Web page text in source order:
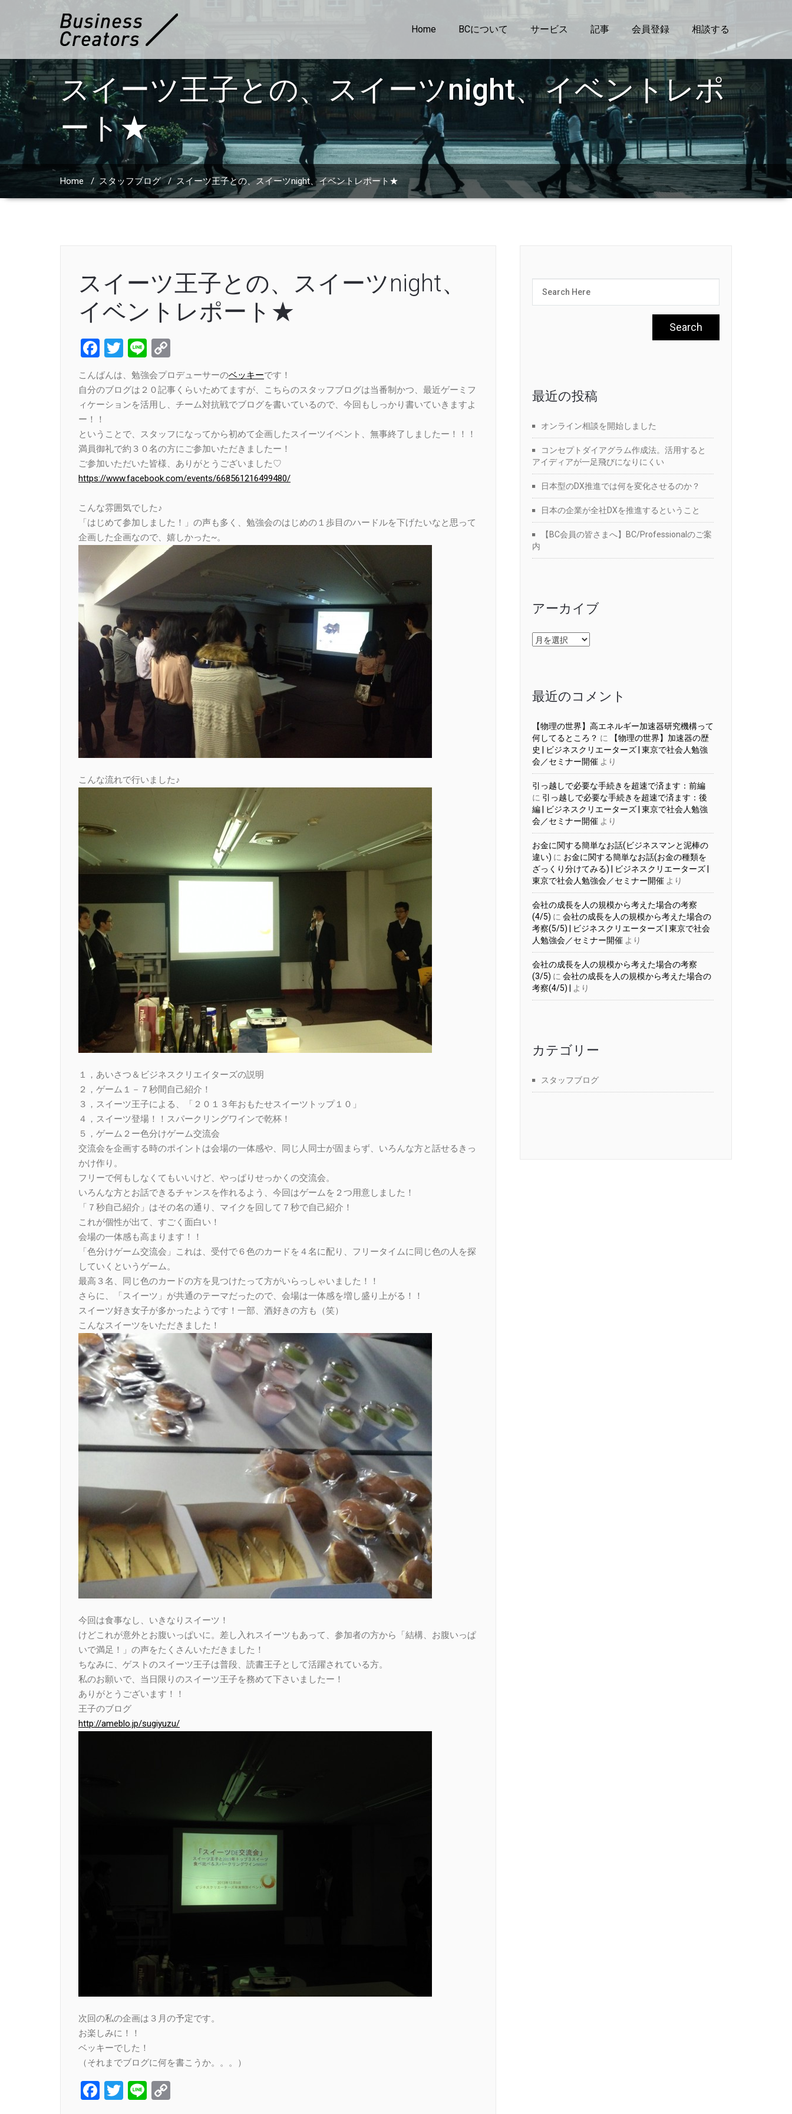
Home BCについて サービス 記事 会員登録 相談する
スイーツ王子との、スイーツnight、イベントレポ
ート★
Home / スタッフブログ/スイーツ王子との、スイーツnight、イベントレポート★
スイーツ王子との、スイーツnight、
イベントレポート★
Facebook
Twitter
Line
Link
こんばんは、勉強会プロデューサーのベッキーです！
自分のブログは２０記事くらいためてますが、こちらのスタッフブログは当番制かつ、最近ゲーミフ
ィケーションを活用し、チーム対抗戦でブログを書いているので、今回もしっかり書いていきますよ
ー！！
ということで、スタッフになってから初めて企画したスイーツイベント、無事終了しましたー！！！
満員御礼で約３０名の方にご参加いただきましたー！
ご参加いただいた皆様、ありがとうございました♡
https://www.facebook.com/events/668561216499480/
こんな雰囲気でした♪
「はじめて参加しました！」の声も多く、勉強会のはじめの１歩目のハードルを下げたいなと思って
企画した企画なので、嬉しかった~。
こんな流れで行いました♪
１，あいさつ＆ビジネスクリエイターズの説明
２，ゲーム１－７秒間自己紹介！
３，スイーツ王子による、「２０１３年おもたせスイーツトップ１０」
４，スイーツ登場！！スパークリングワインで乾杯！
５，ゲーム２ー色分けゲーム交流会
交流会を企画する時のポイントは会場の一体感や、同じ人同士が固まらず、いろんな方と話せるきっ
かけ作り。
フリーで何もしなくてもいいけど、やっぱりせっかくの交流会。
いろんな方とお話できるチャンスを作れるよう、今回はゲームを２つ用意しました！
「７秒自己紹介」はその名の通り、マイクを回して７秒で自己紹介！
これが個性が出て、すごく面白い！
会場の一体感も高まります！！
「色分けゲーム交流会」これは、受付で６色のカードを４名に配り、フリータイムに同じ色の人を探
していくというゲーム。
最高３名、同じ色のカードの方を見つけたって方がいらっしゃいました！！
さらに、「スイーツ」が共通のテーマだったので、会場は一体感を増し盛り上がる！！
スイーツ好き女子が多かったようです！一部、酒好きの方も（笑）
こんなスイーツをいただきました！
今回は食事なし、いきなりスイーツ！
けどこれが意外とお腹いっぱいに。差し入れスイーツもあって、参加者の方から「結構、お腹いっぱ
いで満足！」の声をたくさんいただきました！
ちなみに、ゲストのスイーツ王子は普段、読書王子として活躍されている方。
私のお願いで、当日限りのスイーツ王子を務めて下さいましたー！
ありがとうございます！！
王子のブログ
http://ameblo.jp/sugiyuzu/
次回の私の企画は３月の予定です。
お楽しみに！！
ベッキーでした！
（それまでブログに何を書こうか。。。）
Facebook
Twitter
Line
最近の投稿
オンライン相談を開始しました
コンセプトダイアグラム作成法。活用すると
アイディアが一足飛びになりにくい
日本型のDX推進では何を変化させるのか？
日本の企業が全社DXを推進するということ
【BC会員の皆さまへ】BC/Professionalのご案
内
アーカイブ
ア
ー
最近のコメント
【物理の世界】高エネルギー加速器研究機構って
何してるところ？ に
【物理の世界】加速器の歴
史 | ビジネスクリエーターズ | 東京で社会人勉強
会／セミナー開催 より
引っ越しで必要な手続きを超速で済ます：前編
に 引っ越しで必要な手続きを超速で済ます：後
編 | ビジネスクリエーターズ | 東京で社会人勉強
会／セミナー開催 より
お金に関する簡単なお話(ビジネスマンと泥棒の
違い) に お金に関する簡単なお話(お金の種類を
ざっくり分けてみる) | ビジネスクリエーターズ |
東京で社会人勉強会／セミナー開催 より
会社の成長を人の規模から考えた場合の考察
(4/5) に 会社の成長を人の規模から考えた場合の
考察(5/5) | ビジネスクリエーターズ | 東京で社会
人勉強会／セミナー開催 より
会社の成長を人の規模から考えた場合の考察
(3/5) に 会社の成長を人の規模から考えた場合の
考察(4/5) |
より
カテゴリー
スタッフブログ